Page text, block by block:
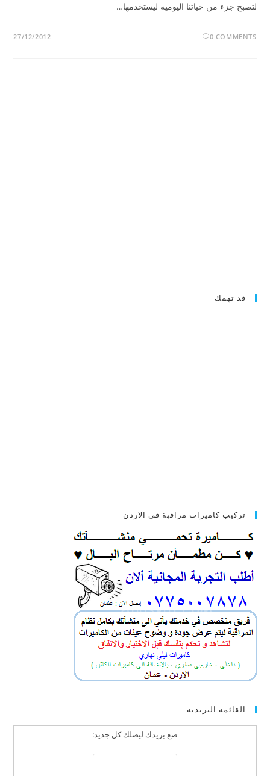
لتصبح جزء من حياتنا اليوميه ليستخدمها…
0 COMMENTS
27/12/2012
قد تهمك
تركيب كاميرات مراقبة في الاردن
القائمه البريديه
ضع بريدك ليصلك كل جديد: